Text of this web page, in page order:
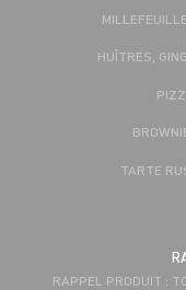
HUÎTRES,
TARTE
RAPPEL PRODUIT :